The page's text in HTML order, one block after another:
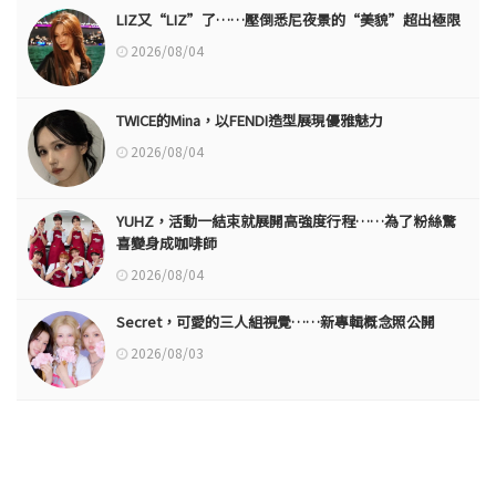
LIZ又“LIZ”了……壓倒悉尼夜景的“美貌”超出極限
2026/08/04
TWICE的Mina，以FENDI造型展現優雅魅力
2026/08/04
YUHZ，活動一結束就展開高強度行程……為了粉絲驚
喜變身成咖啡師
2026/08/04
Secret，可愛的三人組視覺……新專輯概念照公開
2026/08/03